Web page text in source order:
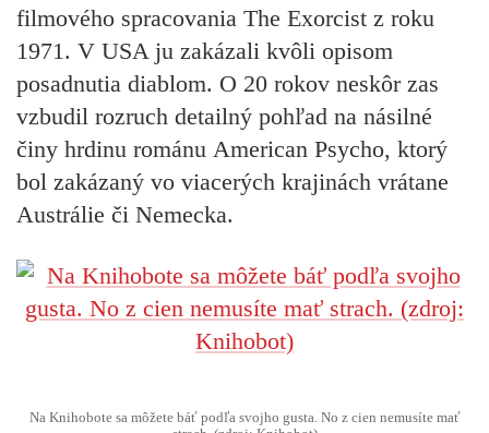
filmového spracovania The Exorcist z roku
1971. V USA ju zakázali kvôli opisom
posadnutia diablom. O 20 rokov neskôr zas
vzbudil rozruch detailný pohľad na násilné
činy hrdinu románu American Psycho, ktorý
bol zakázaný vo viacerých krajinách vrátane
Austrálie či Nemecka.
Na Knihobote sa môžete báť podľa svojho gusta. No z cien nemusíte mať